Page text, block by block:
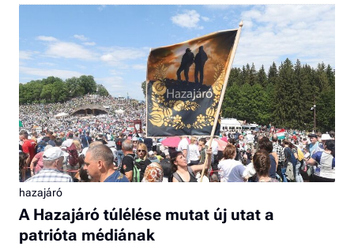
hazajáró
A Hazajáró túlélése mutat új utat a
patrióta médiának